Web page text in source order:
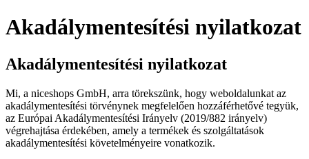
Akadálymentesítési nyilatkozat
Akadálymentesítési nyilatkozat
Mi, a niceshops GmbH, arra törekszünk, hogy weboldalunkat az
akadálymentesítési törvénynek megfelelően hozzáférhetővé tegyük,
az Európai Akadálymentesítési Irányelv (2019/882 irányelv)
végrehajtása érdekében, amely a termékek és szolgáltatások
akadálymentesítési követelményeire vonatkozik.